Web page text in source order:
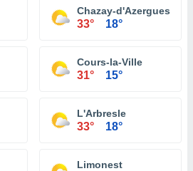
Chazay-d'Azergues
33° 18°
Cours-la-Ville
31° 15°
L'Arbresle
33° 18°
Limonest